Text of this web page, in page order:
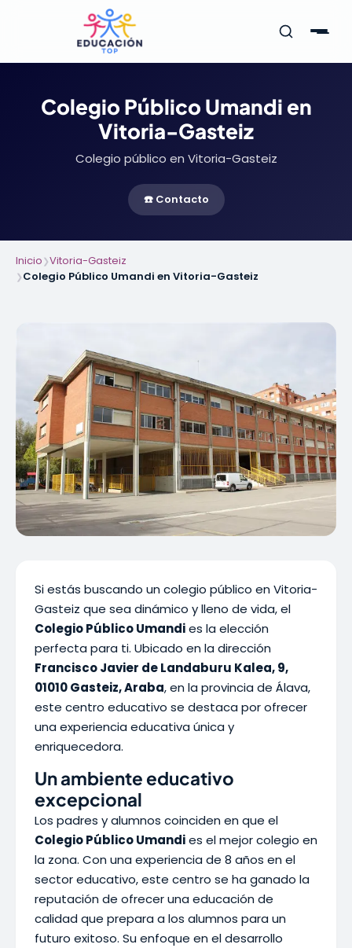
Colegio Público Umandi en
Vitoria-Gasteiz
Colegio público en Vitoria-Gasteiz
☎️ Contacto
Inicio❯Vitoria-Gasteiz
❯Colegio Público Umandi en Vitoria-Gasteiz
Si estás buscando un colegio público en Vitoria-
Gasteiz que sea dinámico y lleno de vida, el
Colegio Público Umandies la elección
perfecta para ti. Ubicado en la dirección
Francisco Javier de Landaburu Kalea, 9,
01010 Gasteiz, Araba, en la provincia de Álava,
este centro educativo se destaca por ofrecer
una experiencia educativa única y
enriquecedora.
Un ambiente educativo
excepcional
Los padres y alumnos coinciden en que el
Colegio Público Umandies el mejor colegio en
la zona. Con una experiencia de 8 años en el
sector educativo, este centro se ha ganado la
reputación de ofrecer una educación de
calidad que prepara a los alumnos para un
futuro exitoso. Su enfoque en el desarrollo